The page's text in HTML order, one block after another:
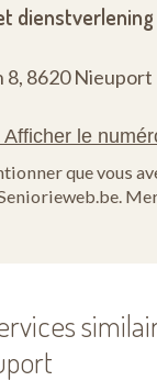
dienstverlening
8, 8620 Nieuport
que vous